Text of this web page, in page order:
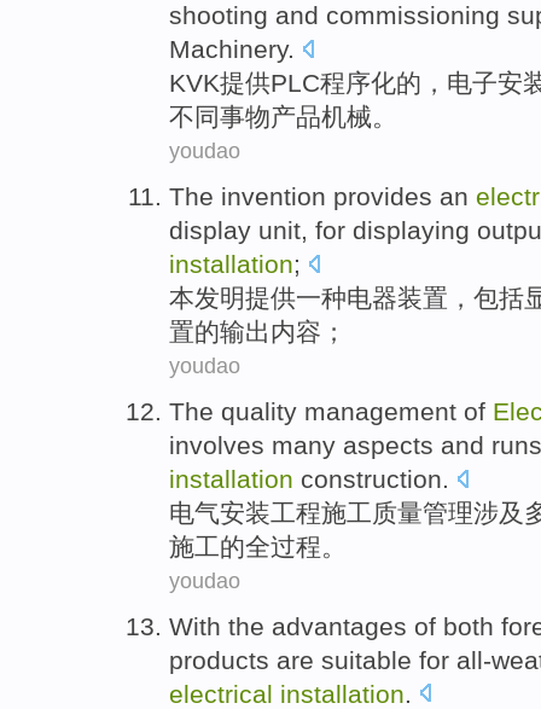
shooting and commissioning
Machinery.
KVK提供PLC程序化的， 电子安
不同事物产品机械。
youdao
The invention provides an
display unit, for displaying
installation;
本发明提供一种电器装置 ， 包括
置的输出内容 ；
youdao
The quality management of
involves many aspects and runs
installation construction.
电气安装工程施工质量管理涉及
施工的全过程。
youdao
With the advantages of both
products are suitable for all-
electrical installation